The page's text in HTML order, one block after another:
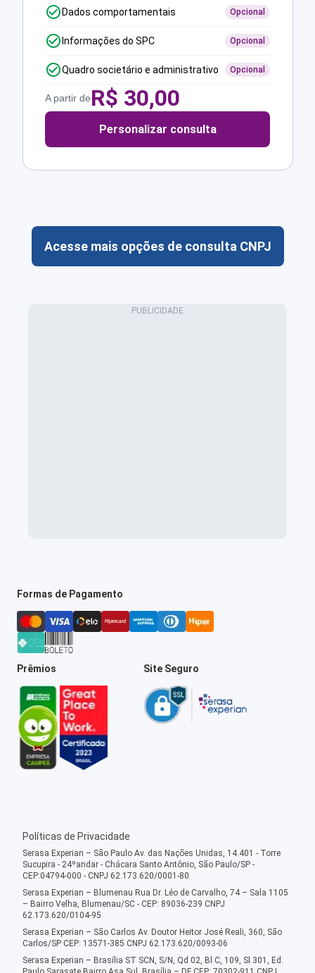
Dados comportamentais Opcional
Informações do SPC Opcional
Quadro societário e administrativo Opcional
A partir deR$ 30,00
Personalizar consulta
Acesse mais opções de consulta CNPJ
Formas de Pagamento
Prêmios Site Seguro
Políticas de Privacidade
Serasa Experian – São Paulo Av. das Nações Unidas, 14.401 - Torre
Sucupira - 24ºandar - Chácara Santo Antônio, São Paulo/SP -
CEP:04794-000 - CNPJ 62.173.620/0001-80
Serasa Experian – Blumenau Rua Dr. Léo de Carvalho, 74 – Sala 1105
– Bairro Velha, Blumenau/SC - CEP: 89036-239 CNPJ
62.173.620/0104-95
Serasa Experian – São Carlos Av. Doutor Heitor José Reali, 360, São
Carlos/SP CEP: 13571-385 CNPJ 62.173.620/0093-06
Serasa Experian – Brasília ST SCN, S/N, Qd 02, Bl C, 109, Sl 301, Ed.